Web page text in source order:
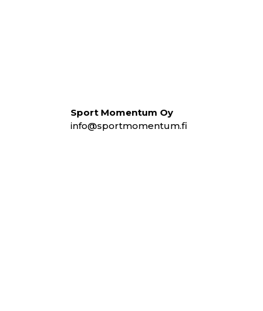
Sport Momentum Oy
info@sportmomentum.fi